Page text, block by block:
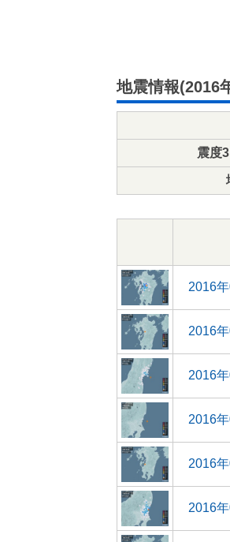
地震情報(2016
震度
2016
2016
2016
2016
2016
2016